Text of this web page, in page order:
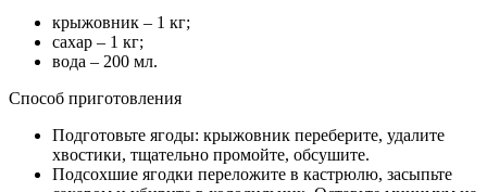
крыжовник – 1 кг;
сахар – 1 кг;
вода – 200 мл.
Способ приготовления
Подготовьте ягоды: крыжовник переберите, удалите
хвостики, тщательно промойте, обсушите.
Подсохшие ягодки переложите в кастрюлю, засыпьте